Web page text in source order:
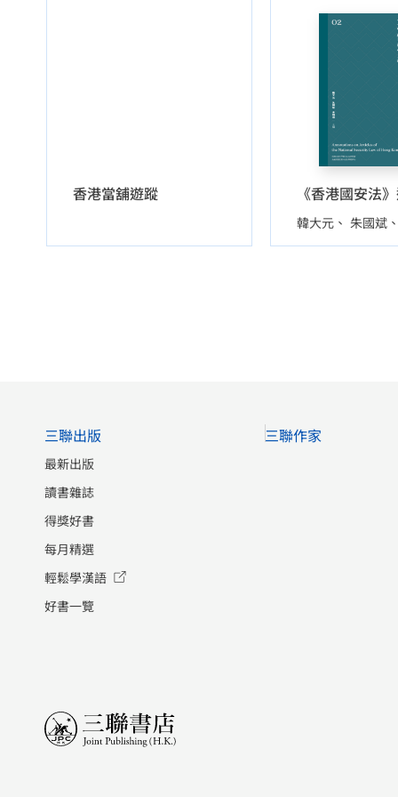
香港當舖遊蹤
韓大元 朱國斌
三聯出版
最新出版
讀書雜誌
得獎好書
每月精選
輕鬆學漢語
好書一覽
三聯作家